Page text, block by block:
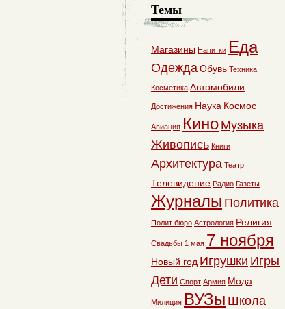
Темы
Магазины Напитки Еда
ОдеждаОбувь Техника
Косметика Автомобили
Достижения Наука Космос
Авиация Кино Музыка
Живопись Книги
Архитектура Театр
Телевидение Радио Газеты
Журналы Политика
Полит бюро Астрология Религия
Свадьбы 1 мая 7 ноября
Новый год Игрушки Игры
Дети Спорт Армия Мода
Милиция ВУЗы Школа